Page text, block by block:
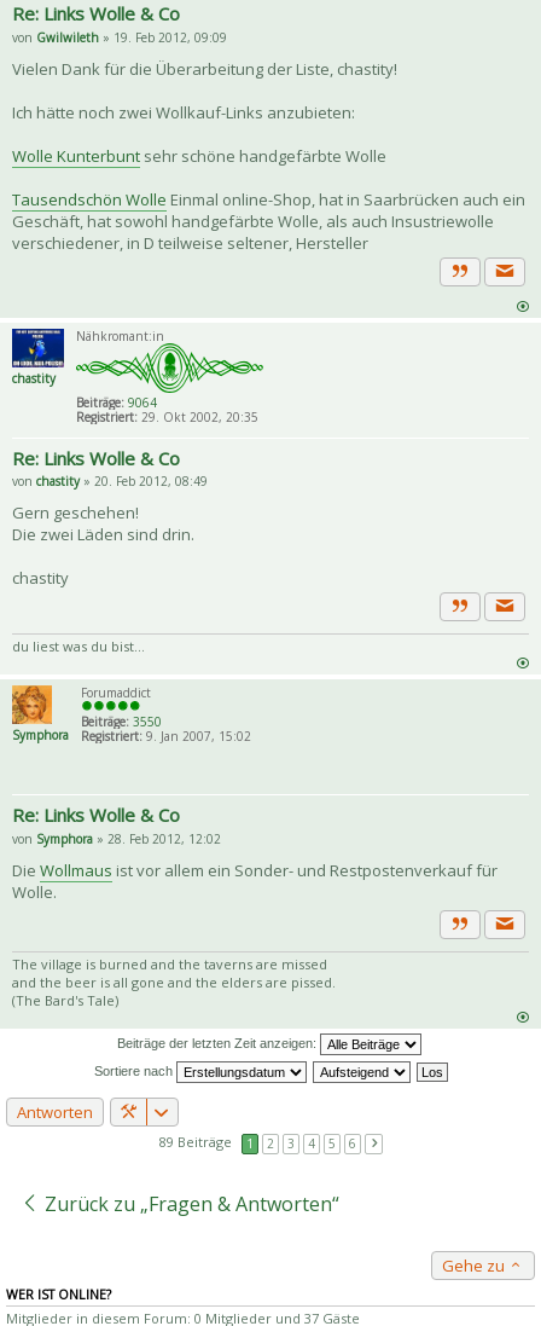
Re: Links Wolle & Co
von Gwilwileth » 19. Feb 2012, 09:09
Vielen Dank für die Überarbeitung der Liste, chastity!
Ich hätte noch zwei Wollkauf-Links anzubieten:
Wolle Kunterbunt sehr schöne handgefärbte Wolle
Tausendschön Wolle Einmal online-Shop, hat in Saarbrücken auch ein
Geschäft, hat sowohl handgefärbte Wolle, als auch Insustriewolle
verschiedener, in D teilweise seltener, Hersteller
Zitat
chastity
Nähkromant:in
Beiträge: 9064
Registriert:29. Okt 2002, 20:35
Re: Links Wolle & Co
von chastity» 20. Feb 2012, 08:49
Gern geschehen!
Die zwei Läden sind drin.
chastity
Zitat
du liest was du bist...
Symphora
Forumaddict
Beiträge: 3550
Registriert: 9. Jan 2007, 15:02
Re: Links Wolle & Co
von Symphora » 28. Feb 2012, 12:02
Die Wollmaus ist vor allem ein Sonder- und Restpostenverkauf für
Wolle.
Zitat
The village is burned and the taverns are missed
and the beer is all gone and the elders are pissed.
(The Bard's Tale)
Beiträge der letzten Zeit anzeigen:
Sortiere nach
Antworten
89 Beiträge 1 2 3 4 5 6
Zurück zu „Fragen & Antworten“
Gehe zu
WER IST ONLINE?
Mitglieder in diesem Forum: 0 Mitglieder und 37 Gäste